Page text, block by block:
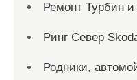
Ремонт Турбин
Ринг Север
Родники,